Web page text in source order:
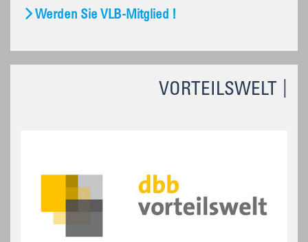
VORTEILSWELT
Werden Sie VLB-Mitglied !